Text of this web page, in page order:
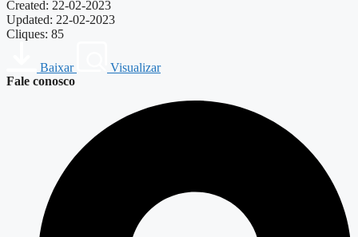
Created: 22-02-2023
Updated: 22-02-2023
Cliques: 85
Baixar
Visualizar
Fale conosco